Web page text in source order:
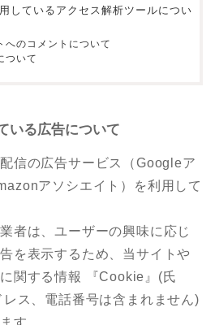
しているアクセス解析ツールについ
へのコメントについて
ついて
いる広告について
信の広告サービス（Googleア
アソシエイト）を利用して
者は、ユーザーの興味に応じ
を表示するため、当サイトや
関する情報 『Cookie』(氏
ス、電話番号は含まれません)
す。